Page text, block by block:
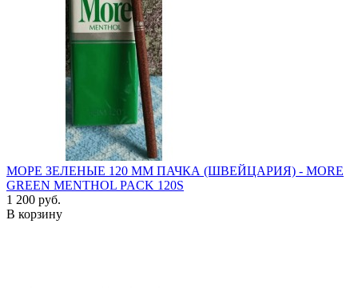
МОРЕ ЗЕЛЕНЫЕ 120 ММ ПАЧКА (ШВЕЙЦАРИЯ) - MORE
GREEN MENTHOL PACK 120S
1 200 руб.
В корзину